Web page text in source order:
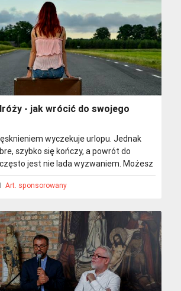
- jak wrócić do swojego
wyczekuje urlopu. Jednak
szybko się kończy, a powrót do
jest nie lada wyzwaniem. Możesz
walczyć z chandrą po wakacjach i
ze zdwojoną siłą. Co Ci w tym
Art. sponsorowany